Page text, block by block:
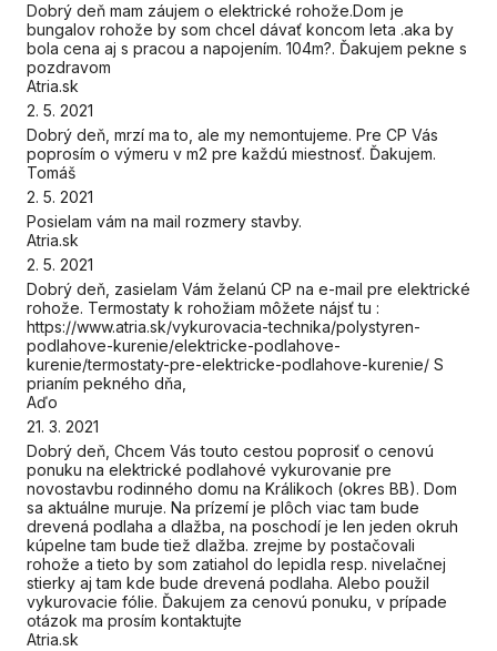
Dobrý deň mam záujem o elektrické rohože.Dom je
bungalov rohože by som chcel dávať koncom leta .aka by
bola cena aj s pracou a napojením. 104m?. Ďakujem pekne s
pozdravom
Atria.sk
2. 5. 2021
Dobrý deň, mrzí ma to, ale my nemontujeme. Pre CP Vás
poprosím o výmeru v m2 pre každú miestnosť. Ďakujem.
Tomáš
2. 5. 2021
Posielam vám na mail rozmery stavby.
Atria.sk
2. 5. 2021
Dobrý deň, zasielam Vám želanú CP na e-mail pre elektrické
rohože. Termostaty k rohožiam môžete nájsť tu :
https://www.atria.sk/vykurovacia-technika/polystyren-
podlahove-kurenie/elektricke-podlahove-
kurenie/termostaty-pre-elektricke-podlahove-kurenie/ S
prianím pekného dňa,
Aďo
21. 3. 2021
Dobrý deň, Chcem Vás touto cestou poprosiť o cenovú
ponuku na elektrické podlahové vykurovanie pre
novostavbu rodinného domu na Králikoch (okres BB). Dom
sa aktuálne muruje. Na prízemí je plôch viac tam bude
drevená podlaha a dlažba, na poschodí je len jeden okruh
kúpelne tam bude tiež dlažba. zrejme by postačovali
rohože a tieto by som zatiahol do lepidla resp. nivelačnej
stierky aj tam kde bude drevená podlaha. Alebo použil
vykurovacie fólie. Ďakujem za cenovú ponuku, v prípade
otázok ma prosím kontaktujte
Atria.sk